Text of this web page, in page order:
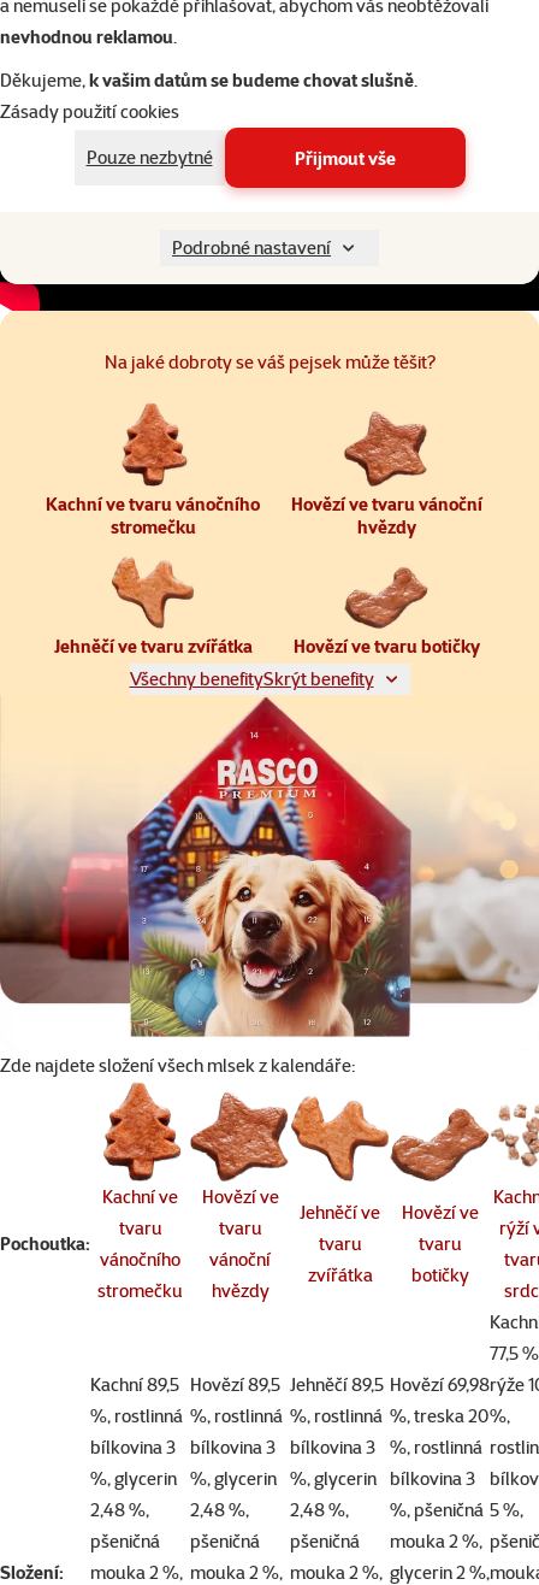
a nemuseli se pokaždé přihlašovat, abychom vás neobtěžovali
nevhodnou reklamou.
Děkujeme,k vašim datům se budeme chovat slušně.
Zásady použití cookies
Pouze nezbytné
Přijmout vše
Podrobné nastavení
Na jaké dobroty se váš pejsek může těšit?
Kachní ve tvaru vánočního
stromečku
Hovězí ve tvaru vánoční
hvězdy
Jehněčí ve tvaru zvířátka
Hovězí ve tvaru botičky
Všechny benefitySkrýt benefity
Zde najdete složení všech mlsek z kalendáře:
Pochoutka:
Kachní ve
tvaru
vánočního
stromečku
Hovězí ve
tvaru
vánoční
hvězdy
Jehněčí ve
tvaru
zvířátka
Hovězí ve
tvaru
botičky
rýží
Složení:
Kachní 89,5
%, rostlinná
bílkovina 3
%, glycerin
2,48 %,
pšeničná
mouka 2 %,
Hovězí 89,5
%, rostlinná
bílkovina 3
%, glycerin
2,48 %,
pšeničná
mouka 2 %,
Jehněčí 89,5
%, rostlinná
bílkovina 3
%, glycerin
2,48 %,
pšeničná
mouka 2 %,
Hovězí 69,98
%, treska 20
%, rostlinná
bílkovina 3
%, pšeničná
mouka 2 %,
glycerin 2 %,
77,5
rýže
%,
5 %,